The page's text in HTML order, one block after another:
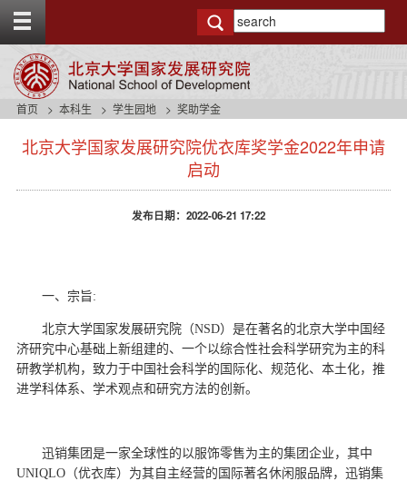
g
t
首页 本科生 学生园地 奖助学金
北京大学国家发展研究院优衣库奖学金2022年申请
启动
发布日期：2022-06-21 17:22
一、宗旨:
北京大学国家发展研究院（NSD）是在著名的北京大学中国经
济研究中心基础上新组建的、一个以综合性社会科学研究为主的科
研教学机构，致力于中国社会科学的国际化、规范化、本土化，推
进学科体系、学术观点和研究方法的创新。
迅销集团是一家全球性的以服饰零售为主的集团企业，其中
UNIQLO（优衣库）为其自主经营的国际著名休闲服品牌，迅销集